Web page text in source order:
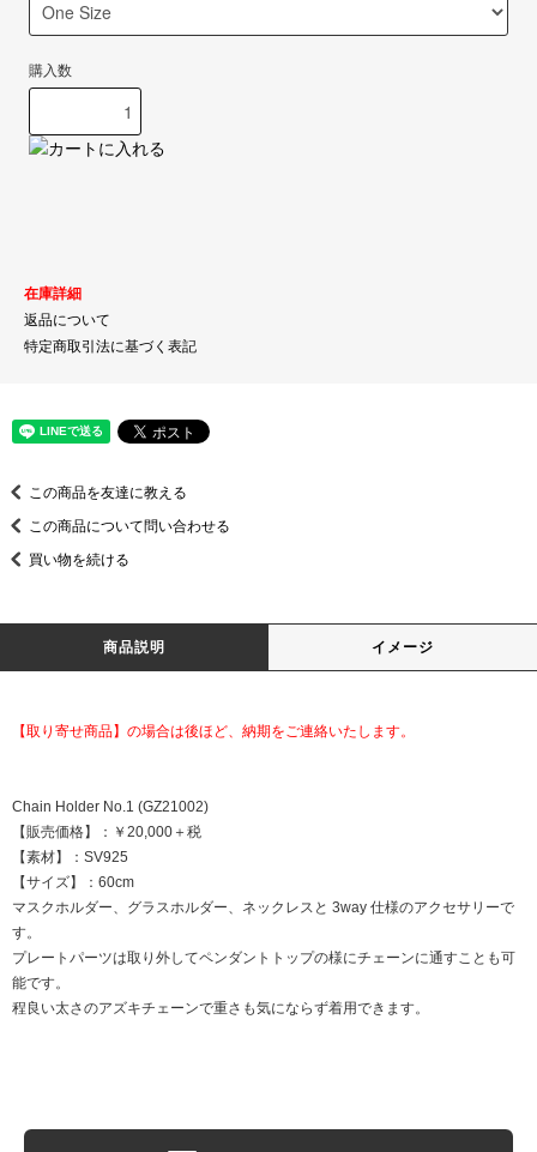
購入数
在庫詳細
返品について
特定商取引法に基づく表記
この商品を友達に教える
この商品について問い合わせる
買い物を続ける
商品説明 イメージ
【取り寄せ商品】の場合は後ほど、納期をご連絡いたします。
Chain Holder No.1 (GZ21002)
【販売価格】：￥20,000＋税
【素材】：SV925
【サイズ】：60cm
マスクホルダー、グラスホルダー、ネックレスと 3way 仕様のアクセサリーで
す。
プレートパーツは取り外してペンダントトップの様にチェーンに通すことも可
能です。
程良い太さのアズキチェーンで重さも気にならず着用できます。